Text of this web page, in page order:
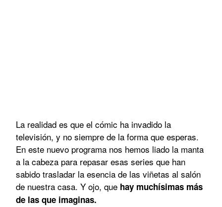
La realidad es que el cómic ha invadido la
televisión, y no siempre de la forma que esperas.
En este nuevo programa nos hemos liado la manta
a la cabeza para repasar esas series que han
sabido trasladar la esencia de las viñetas al salón
de nuestra casa. Y ojo, que hay muchísimas más
de las que imaginas.